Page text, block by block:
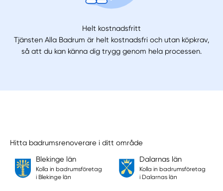
Helt kostnadsfritt
Tjänsten Alla Badrum är helt kostnadsfri och utan köpkrav,
så att du kan känna dig trygg genom hela processen.
Hitta badrumsrenoverare i ditt område
Blekinge län
Kolla in badrumsföretag
i Blekinge län
Dalarnas län
Kolla in badrumsföretag
i Dalarnas län